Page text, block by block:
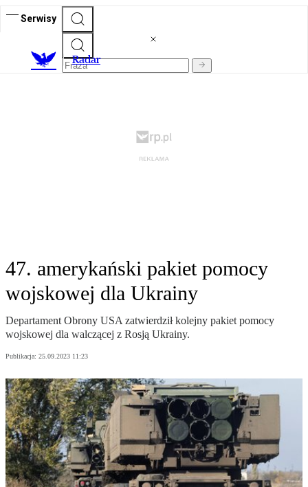
Serwisy
Radar
47. amerykański pakiet pomocy
wojskowej dla Ukrainy
Departament Obrony USA zatwierdził kolejny pakiet pomocy
wojskowej dla walczącej z Rosją Ukrainy.
Publikacja: 25.09.2023 11:23